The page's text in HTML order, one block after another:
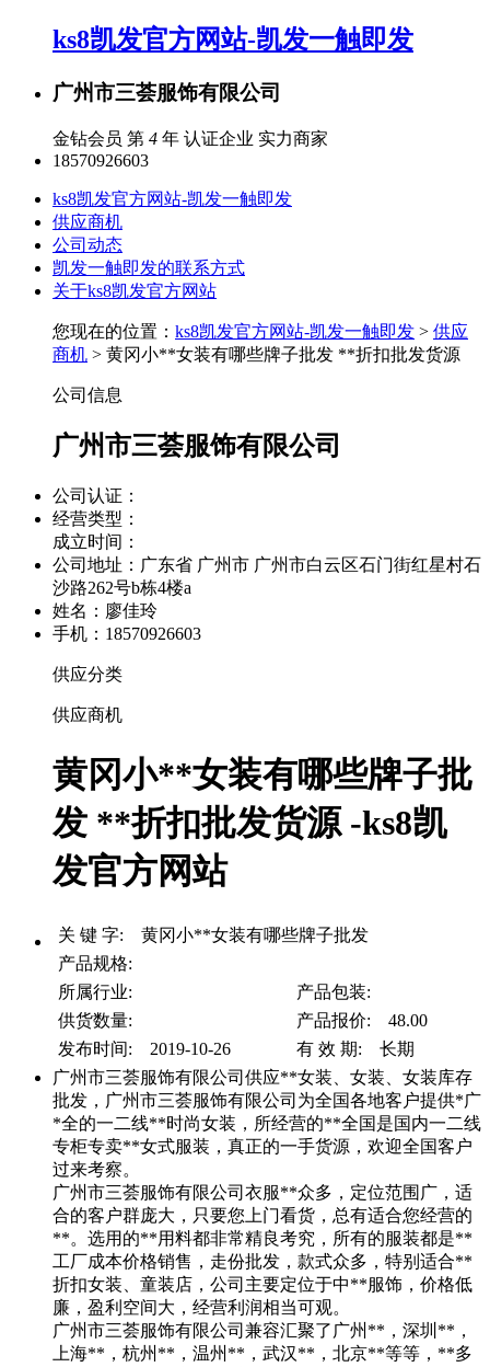
ks8凯发官方网站-凯发一触即发
广州市三荟服饰有限公司
金钻会员 第 4 年 认证企业 实力商家
18570926603
ks8凯发官方网站-凯发一触即发
供应商机
公司动态
凯发一触即发的联系方式
关于ks8凯发官方网站
您现在的位置： ks8凯发官方网站-凯发一触即发 > 供应
商机 > 黄冈小**女装有哪些牌子批发 **折扣批发货源
公司信息
广州市三荟服饰有限公司
公司认证：
经营类型：
成立时间：
公司地址： 广东省 广州市 广州市白云区石门街红星村石
沙路262号b栋4楼a
姓名：廖佳玲
手机：18570926603
供应分类
供应商机
黄冈小**女装有哪些牌子批
发 **折扣批发货源 -ks8凯
发官方网站
关 键 字: 黄冈小**女装有哪些牌子批发
产品规格:
所属行业:
产品包装:
供货数量:
产品报价: 48.00
发布时间: 2019-10-26
有 效 期: 长期
广州市三荟服饰有限公司供应**女装、女装、女装库存
批发，广州市三荟服饰有限公司为全国各地客户提供*广
*全的一二线**时尚女装，所经营的**全国是国内一二线
专柜专卖**女式服装，真正的一手货源，欢迎全国客户
过来考察。
广州市三荟服饰有限公司衣服**众多，定位范围广，适
合的客户群庞大，只要您上门看货，总有适合您经营的
**。选用的**用料都非常精良考究，所有的服装都是**
工厂成本价格销售，走份批发，款式众多，特别适合**
折扣女装、童装店，公司主要定位于中**服饰，价格低
廉，盈利空间大，经营利润相当可观。
广州市三荟服饰有限公司兼容汇聚了广州**，深圳**，
上海**，杭州**，温州**，武汉**，北京**等等，**多